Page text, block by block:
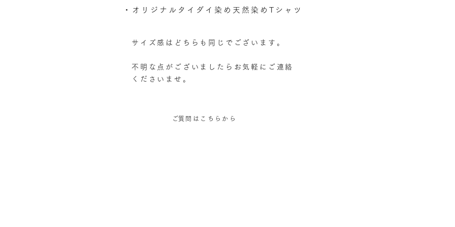
・​オリジナルタイダイ染め天然染めTシャツ
サイズ感はどちらも同じでございます。
​不明な点がございましたらお気軽にご連絡
くださいませ。
​ご質問はこちらから